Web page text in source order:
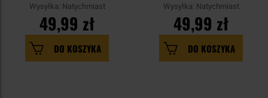
Wysyłka: Natychmiast
49,99 zł
DO KOSZYKA
Wysyłka: Natychmiast
49,99 zł
DO KOSZYKA